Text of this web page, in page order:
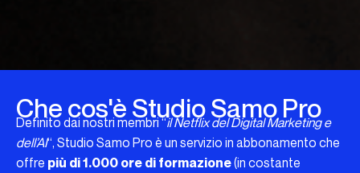
Definito dai nostri membri “il Netflix del Digital Marketing e
dell’AI“, Studio Samo Pro è un servizio in abbonamento che
offre più di 1.000 ore di formazione(in costante
Che cos'è Studio Samo Pro